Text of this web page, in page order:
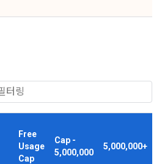
Free
Usage
Cap
Cap -
5,000,000
5,000,000+